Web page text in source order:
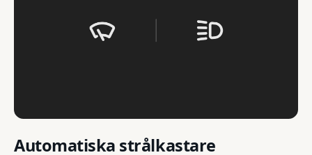
Automatiska strålkastare